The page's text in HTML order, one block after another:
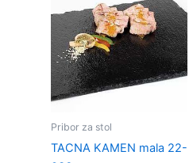
Pribor za stol
TACNA KAMEN mala 22-